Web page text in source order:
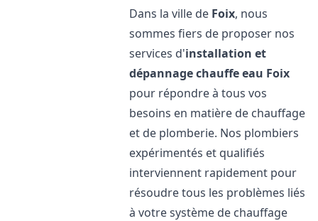
Dans la ville de Foix, nous
sommes fiers de proposer nos
services d'installation et
dépannage chauffe eau Foix
pour répondre à tous vos
besoins en matière de chauffage
et de plomberie. Nos plombiers
expérimentés et qualifiés
interviennent rapidement pour
résoudre tous les problèmes liés
à votre système de chauffage